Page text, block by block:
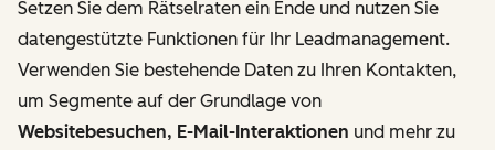
Setzen Sie dem Rätselraten ein Ende und nutzen Sie
datengestützte Funktionen für Ihr Leadmanagement.
Verwenden Sie bestehende Daten zu Ihren Kontakten,
um Segmente auf der Grundlage von
Websitebesuchen, E-Mail-Interaktionen und mehr zu